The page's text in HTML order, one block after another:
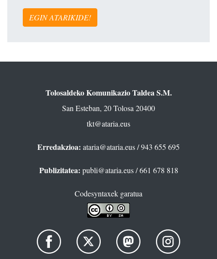
EGIN ATARIKIDE!
Tolosaldeko Komunikazio Taldea S.M.
San Esteban, 20 Tolosa 20400
tkt@ataria.eus
Erredakzioa: ataria@ataria.eus/ 943 655 695
Publizitatea: publi@ataria.eus/ 661 678 818
Codesyntaxek garatua